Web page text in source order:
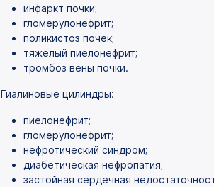
инфаркт почки;
гломерулонефрит;
поликистоз почек;
тяжелый пиелонефрит;
тромбоз вены почки.
Гиалиновые цилиндры:
пиелонефрит;
гломерулонефрит;
нефротический синдром;
диабетическая нефропатия;
застойная сердечная